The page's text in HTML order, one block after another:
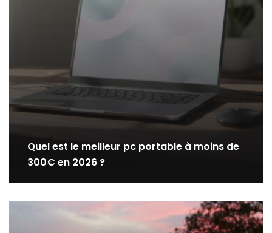
Quel est le meilleur pc portable à moins de
300€ en 2026 ?